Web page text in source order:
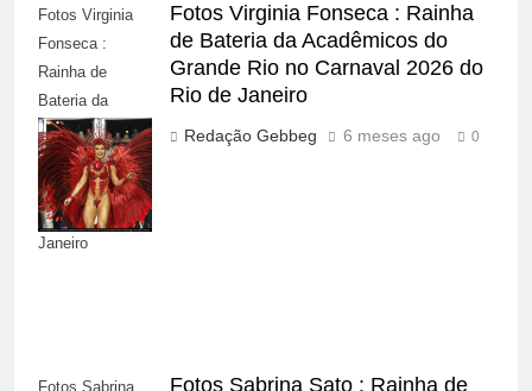
Fotos Virginia
Fonseca :
Rainha de
Bateria da
Acadêmicos do
Grande Rio no
Carnaval 2026
do Rio de
Janeiro
Fotos Virginia Fonseca : Rainha
de Bateria da Acadêmicos do
Grande Rio no Carnaval 2026 do
Rio de Janeiro
Redação Gebbeg 6 meses ago 0
Fotos Sabrina Fotos Sabrina Sato : Rainha de